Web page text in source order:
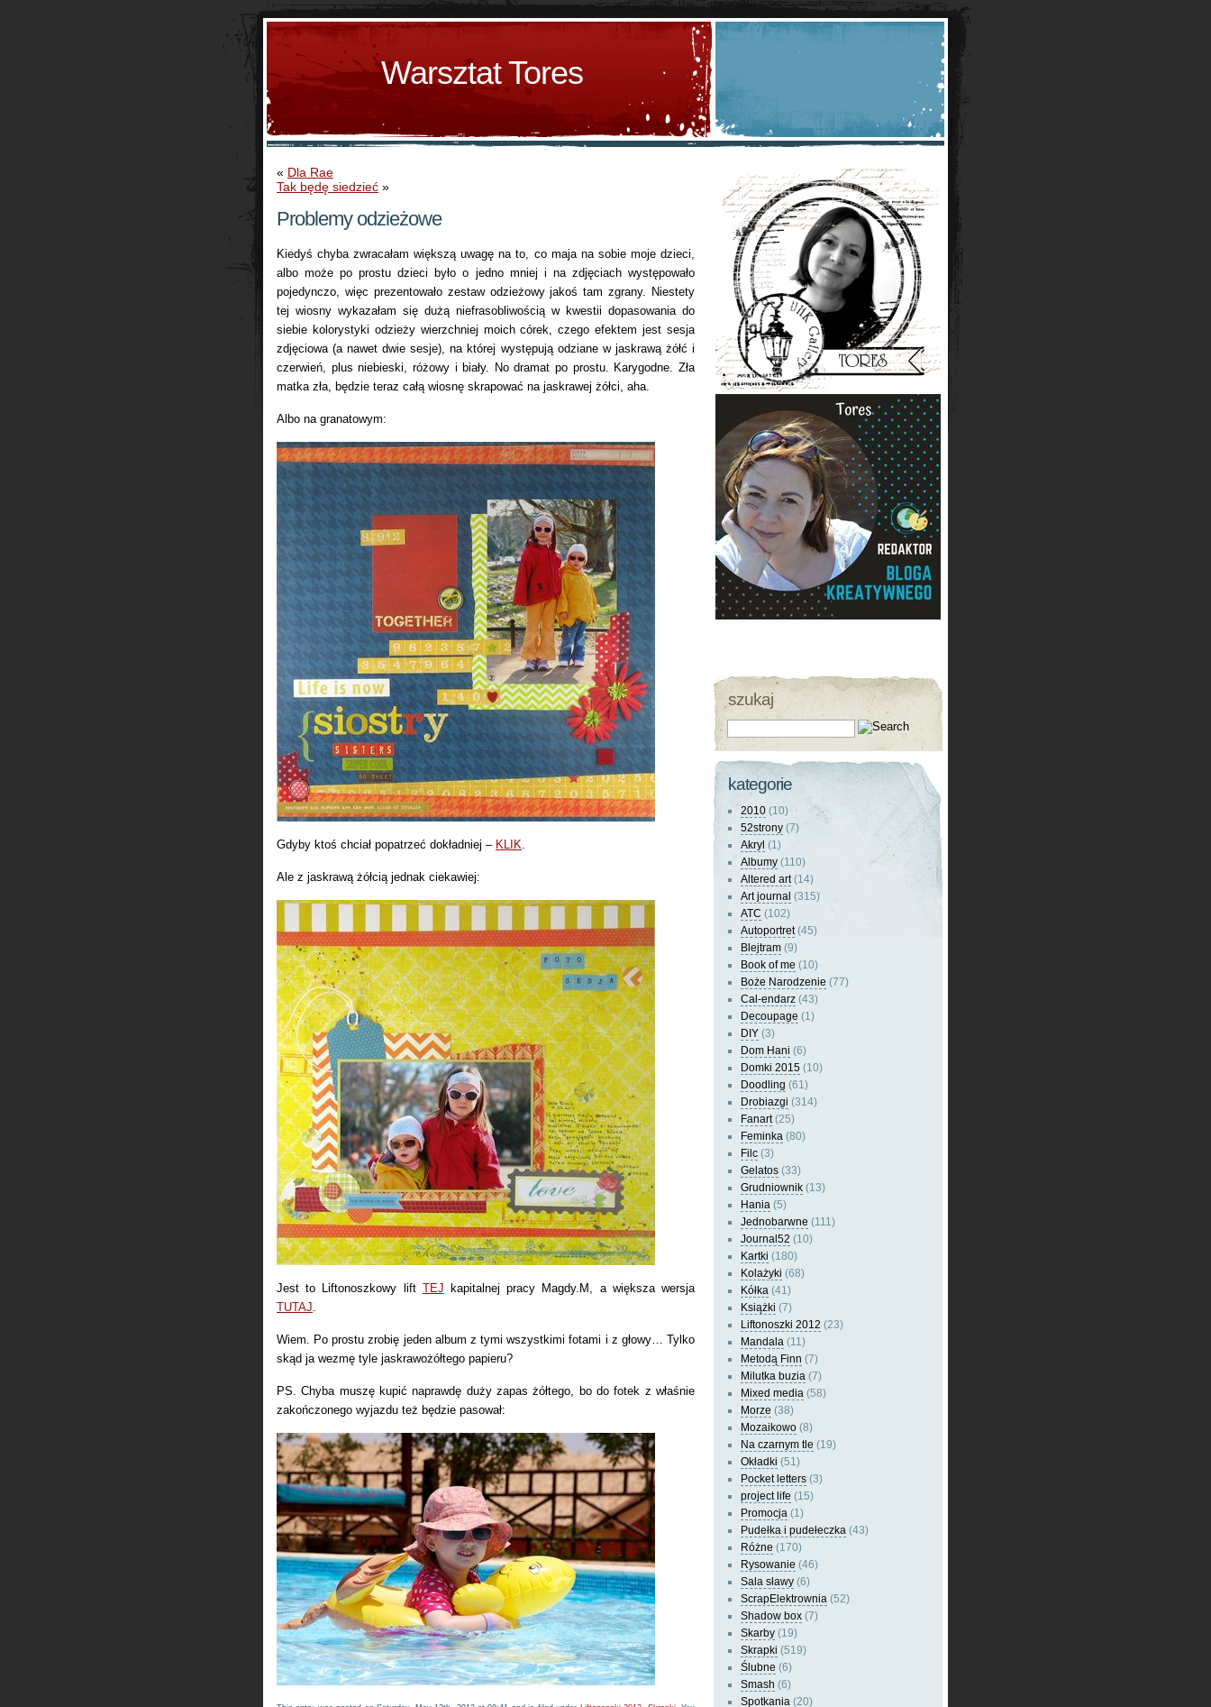
Warsztat Tores
« Dla Rae
Tak będę siedzieć »
Problemy odzieżowe
Kiedyś chyba zwracałam większą uwagę na to, co maja na sobie moje dzieci,
albo może po prostu dzieci było o jedno mniej i na zdjęciach występowało
pojedynczo, więc prezentowało zestaw odzieżowy jakoś tam zgrany. Niestety
tej wiosny wykazałam się dużą niefrasobliwością w kwestii dopasowania do
siebie kolorystyki odzieży wierzchniej moich córek, czego efektem jest sesja
zdjęciowa (a nawet dwie sesje), na której występują odziane w jaskrawą żółć i
czerwień, plus niebieski, różowy i biały. No dramat po prostu. Karygodne. Zła
matka zła, będzie teraz całą wiosnę skrapować na jaskrawej żółci, aha.
Albo na granatowym:
Gdyby ktoś chciał popatrzeć dokładniej – KLIK.
Ale z jaskrawą żółcią jednak ciekawiej:
Jest to Liftonoszkowy lift TEJ kapitalnej pracy Magdy.M, a większa wersja
TUTAJ.
Wiem. Po prostu zrobię jeden album z tymi wszystkimi fotami i z głowy… Tylko
skąd ja wezmę tyle jaskrawożółtego papieru?
PS. Chyba muszę kupić naprawdę duży zapas żółtego, bo do fotek z właśnie
zakończonego wyjazdu też będzie pasował:
szukaj
kategorie
2010 (10)
52strony (7)
Akryl (1)
Albumy (110)
Altered art(14)
Art journal (315)
ATC (102)
Autoportret(45)
Blejtram (9)
Book of me (10)
Boże Narodzenie (77)
Cal-endarz (43)
Decoupage (1)
DIY (3)
Dom Hani (6)
Domki 2015 (10)
Doodling (61)
Drobiazgi (314)
Fanart(25)
Feminka (80)
Filc (3)
Gelatos (33)
Grudniownik (13)
Hania (5)
Jednobarwne (111)
Journal52 (10)
Kartki (180)
Kolażyki (68)
Kółka (41)
Książki (7)
Liftonoszki 2012 (23)
Mandala (11)
Metodą Finn (7)
Milutka buzia (7)
Mixed media (58)
Morze (38)
Mozaikowo (8)
Na czarnym tle (19)
Okładki (51)
Pocket letters (3)
project life (15)
Promocja (1)
Pudełka i pudełeczka (43)
Różne (170)
Rysowanie (46)
Sala sławy (6)
ScrapElektrownia (52)
Shadow box (7)
Skarby (19)
Skrapki (519)
Ślubne (6)
Smash (6)
Spotkania (20)